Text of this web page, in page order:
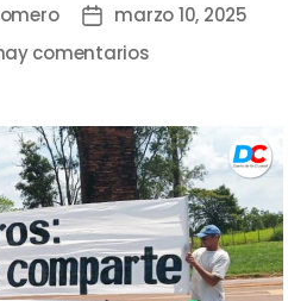
marzo 10, 2025
comentarios